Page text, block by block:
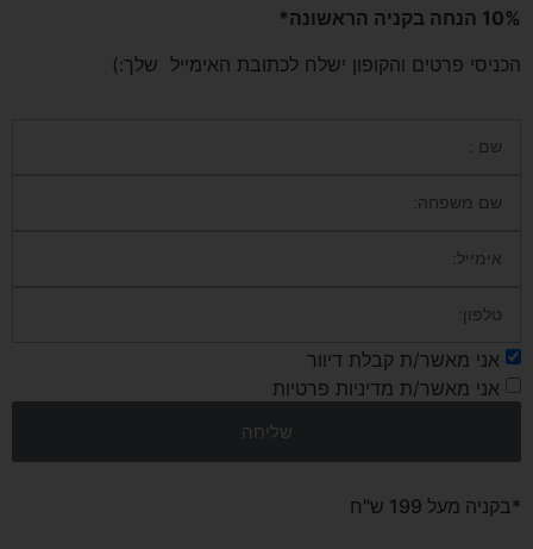
10% הנחה בקניה הראשונה*
הכניסי פרטים והקופון ישלח לכתובת האימייל שלך:)
אני מאשר/ת קבלת דיוור
אני מאשר/ת מדיניות פרטיות
שליחה
*בקניה מעל 199 ש"ח